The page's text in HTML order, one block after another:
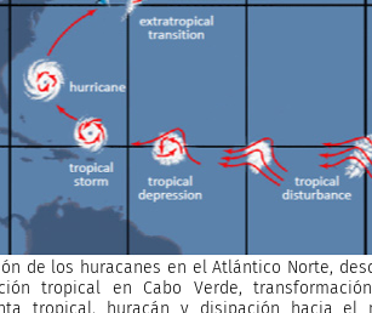
de los huracanes en el Atlántico Norte,
tropical en Cabo Verde,